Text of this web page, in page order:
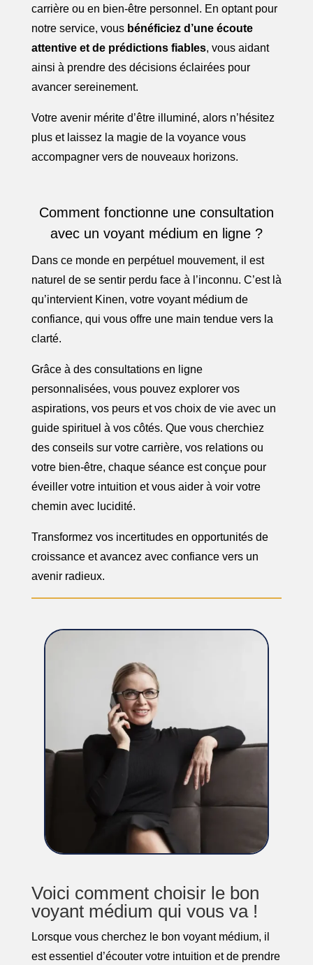
carrière ou en bien-être personnel. En optant pour
notre service, vous bénéficiez d’une écoute
attentive et de prédictions fiables, vous aidant
ainsi à prendre des décisions éclairées pour
avancer sereinement.
Votre avenir mérite d’être illuminé, alors n’hésitez
plus et laissez la magie de la voyance vous
accompagner vers de nouveaux horizons.
Comment fonctionne une consultation
avec un voyant médium en ligne ?
Dans ce monde en perpétuel mouvement, il est
naturel de se sentir perdu face à l’inconnu. C’est là
qu’intervient Kinen, votre voyant médium de
confiance, qui vous offre une main tendue vers la
clarté.
Grâce à des consultations en ligne
personnalisées, vous pouvez explorer vos
aspirations, vos peurs et vos choix de vie avec un
guide spirituel à vos côtés. Que vous cherchiez
des conseils sur votre carrière, vos relations ou
votre bien-être, chaque séance est conçue pour
éveiller votre intuition et vous aider à voir votre
chemin avec lucidité.
Transformez vos incertitudes en opportunités de
croissance et avancez avec confiance vers un
avenir radieux.
Voici comment choisir le bon
voyant médium qui vous va !
Lorsque vous cherchez le bon voyant médium, il
est essentiel d’écouter votre intuition et de prendre